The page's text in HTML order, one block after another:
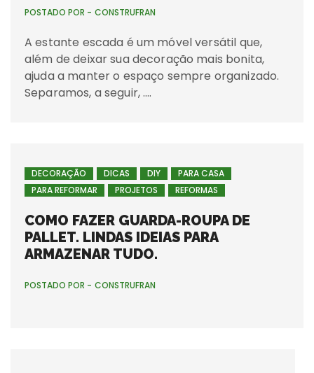
POSTADO POR - CONSTRUFRAN
A estante escada é um móvel versátil que,
além de deixar sua decoração mais bonita,
ajuda a manter o espaço sempre organizado.
Separamos, a seguir, ….
DECORAÇÃO DICAS DIY
PARA CASA
PARA REFORMAR
PROJETOS REFORMAS
COMO FAZER GUARDA-ROUPA DE
PALLET. LINDAS IDEIAS PARA
ARMAZENAR TUDO.
POSTADO POR - CONSTRUFRAN